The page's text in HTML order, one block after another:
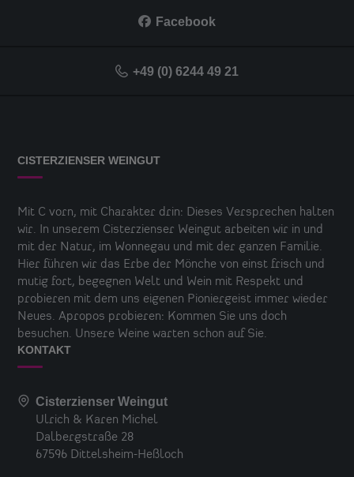
Facebook
+49 (0) 6244 49 21
CISTERZIENSER WEINGUT
Mit C vorn, mit Charakter drin: Dieses Versprechen halten
wir. In unserem Cisterzienser Weingut arbeiten wir in und
mit der Natur, im Wonnegau und mit der ganzen Familie.
Hier führen wir das Erbe der Mönche von einst frisch und
mutig fort, begegnen Welt und Wein mit Respekt und
probieren mit dem uns eigenen Pioniergeist immer wieder
Neues. Apropos probieren: Kommen Sie uns doch
besuchen. Unsere Weine warten schon auf Sie.
KONTAKT
Cisterzienser Weingut
Ulrich & Karen Michel
Dalbergstraße 28
67596 Dittelsheim-Heßloch